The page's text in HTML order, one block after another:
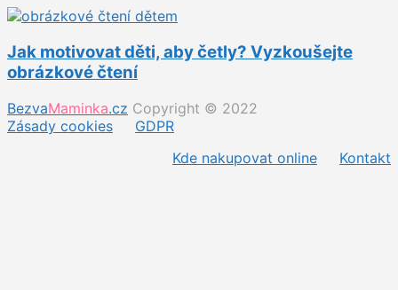
Jak motivovat děti, aby četly? Vyzkoušejte
obrázkové čtení
BezvaMaminka.cz Copyright © 2022
Zásady cookies
GDPR
Kde nakupovat online
Kontakt